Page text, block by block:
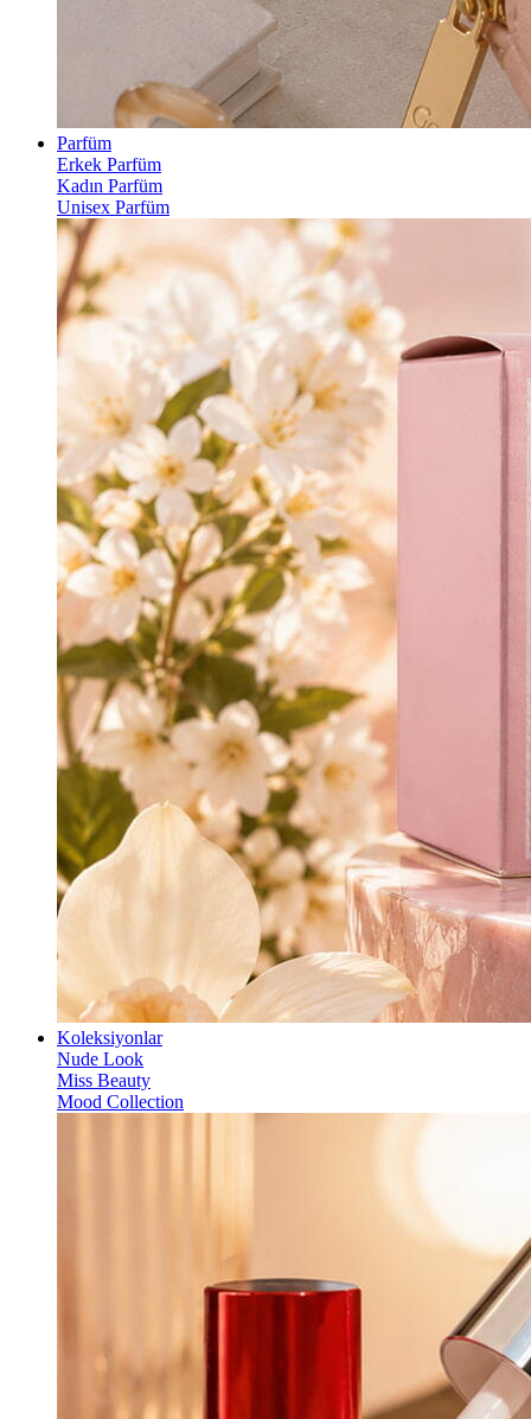
Parfüm
Erkek Parfüm
Kadın Parfüm
Unisex Parfüm
Koleksiyonlar
Nude Look
Miss Beauty
Mood Collection